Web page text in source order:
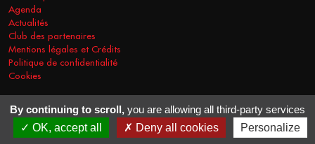
Agenda
Actualités
Club des partenaires
Mentions légales et Crédits
Politique de confidentialité
Cookies
COPYRIGHT © 2026 - GOLF CLUB DE TOULOUSE. TOUS DROITS
RÉSERVÉS.
RÉALISATION VT-DESIGN 2021
By continuing to scroll, you are allowing all third-party services
OK, accept all
Deny all cookies Personalize